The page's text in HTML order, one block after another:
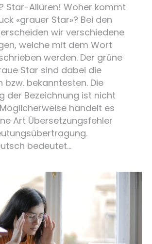
Star-Allüren! Woher kommt
«grauer Star»? Bei den
wir verschiedene
welche mit dem Wort
werden. Der grüne
Star sind dabei die
bzw. bekanntesten. Die
der Bezeichnung ist nicht
handelt es
Art Übersetzungsfehler
bedeutet…